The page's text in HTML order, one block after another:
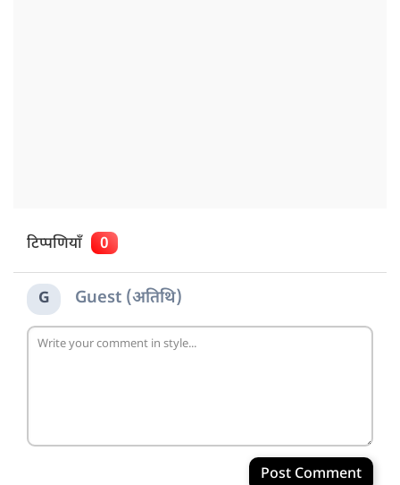
टिप्पणियाँ 0
G Guest (अतिथि)
Post Comment